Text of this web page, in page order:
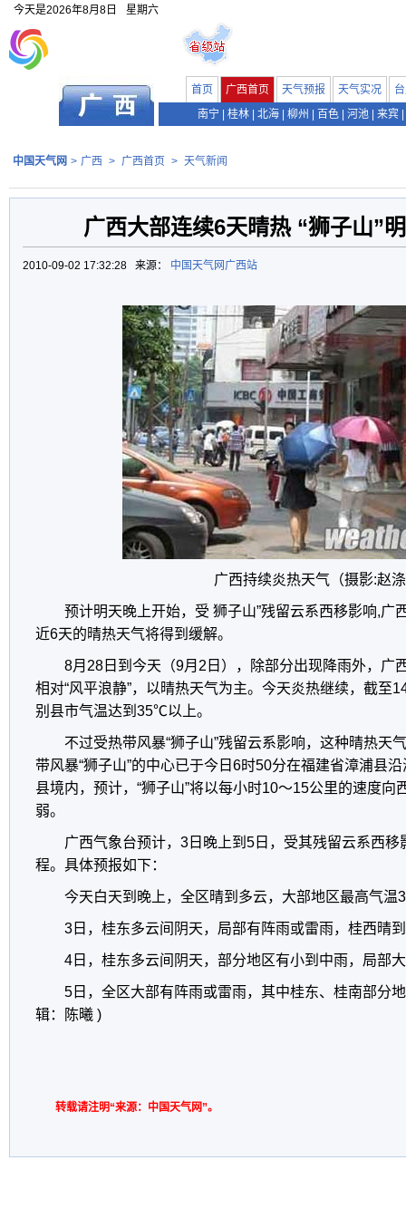
今天是2026年8月8日 星期六
首页 广西首页 天气预报 天气实况
南宁
桂林 北海 柳州 百色 河池 来宾
中国天气网 > 广西 > 广西首页 > 天气新闻
广西大部连续6天晴热 “狮子山”
2010-09-02 17:32:28 来源： 中国天气网广西站
广西持续炎热天气（摄影:赵
预计明天晚上开始，受 狮子山”残留云系西移影响,广
近6天的晴热天气将得到缓解。
8月28日到今天（9月2日），除部分出现降雨外，广
相对“风平浪静”，以晴热天气为主。今天炎热继续，截
别县市气温达到35℃以上。
不过受热带风暴“狮子山”残留云系影响，这种晴热天
带风暴“狮子山”的中心已于今日6时50分在福建省漳浦县
县境内，预计，“狮子山”将以每小时10～15公里的速度向
弱。
广西气象台预计，3日晚上到5日，受其残留云系西
程。具体预报如下：
今天白天到晚上，全区晴到多云，大部地区最高气
3日，桂东多云间阴天，局部有阵雨或雷雨，桂西晴
4日，桂东多云间阴天，部分地区有小到中雨，局部
5日，全区大部有阵雨或雷雨，其中桂东、桂南部分
辑：陈曦 )
转载请注明“来源：中国天气网”。